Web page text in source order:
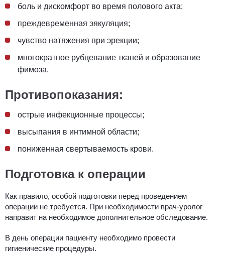
боль и дискомфорт во время полового акта;
преждевременная эякуляция;
чувство натяжения при эрекции;
многократное рубцевание тканей и образование
фимоза.
Противопоказания:
острые инфекционные процессы;
высыпания в интимной области;
пониженная свертываемость крови.
Подготовка к операции
Как правило, особой подготовки перед проведением
операции не требуется. При необходимости врач-уролог
направит на необходимое дополнительное обследование.
В день операции пациенту необходимо провести
гигиенические процедуры.